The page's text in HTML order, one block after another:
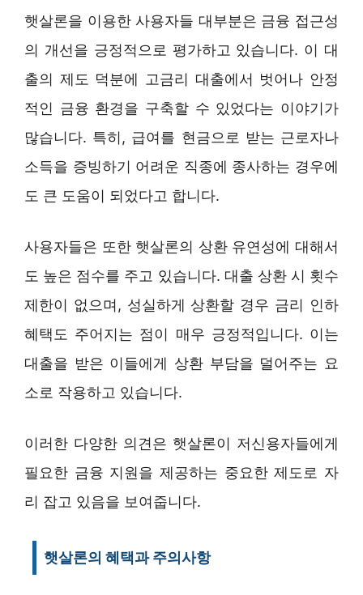
햇살론을 이용한 사용자들 대부분은 금융 접근성
의 개선을 긍정적으로 평가하고 있습니다. 이 대
출의 제도 덕분에 고금리 대출에서 벗어나 안정
적인 금융 환경을 구축할 수 있었다는 이야기가
많습니다. 특히, 급여를 현금으로 받는 근로자나
소득을 증빙하기 어려운 직종에 종사하는 경우에
도 큰 도움이 되었다고 합니다.
사용자들은 또한 햇살론의 상환 유연성에 대해서
도 높은 점수를 주고 있습니다. 대출 상환 시 횟수
제한이 없으며, 성실하게 상환할 경우 금리 인하
혜택도 주어지는 점이 매우 긍정적입니다. 이는
대출을 받은 이들에게 상환 부담을 덜어주는 요
소로 작용하고 있습니다.
이러한 다양한 의견은 햇살론이 저신용자들에게
필요한 금융 지원을 제공하는 중요한 제도로 자
리 잡고 있음을 보여줍니다.
햇살론의 혜택과 주의사항